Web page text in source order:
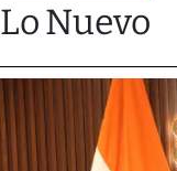
Lo Nuevo